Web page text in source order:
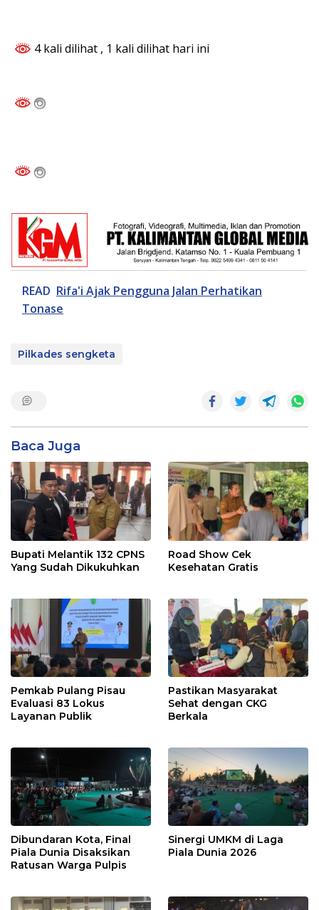
4 kali dilihat , 1 kali dilihat hari ini
READ Rifa'i Ajak Pengguna Jalan Perhatikan
Tonase
Pilkades sengketa
Baca Juga
Bupati Melantik 132 CPNS
Yang Sudah Dikukuhkan
Road Show Cek
Kesehatan Gratis
Pemkab Pulang Pisau
Evaluasi 83 Lokus
Layanan Publik
Pastikan Masyarakat
Sehat dengan CKG
Berkala
Dibundaran Kota, Final
Piala Dunia Disaksikan
Ratusan Warga Pulpis
Sinergi UMKM di Laga
Piala Dunia 2026